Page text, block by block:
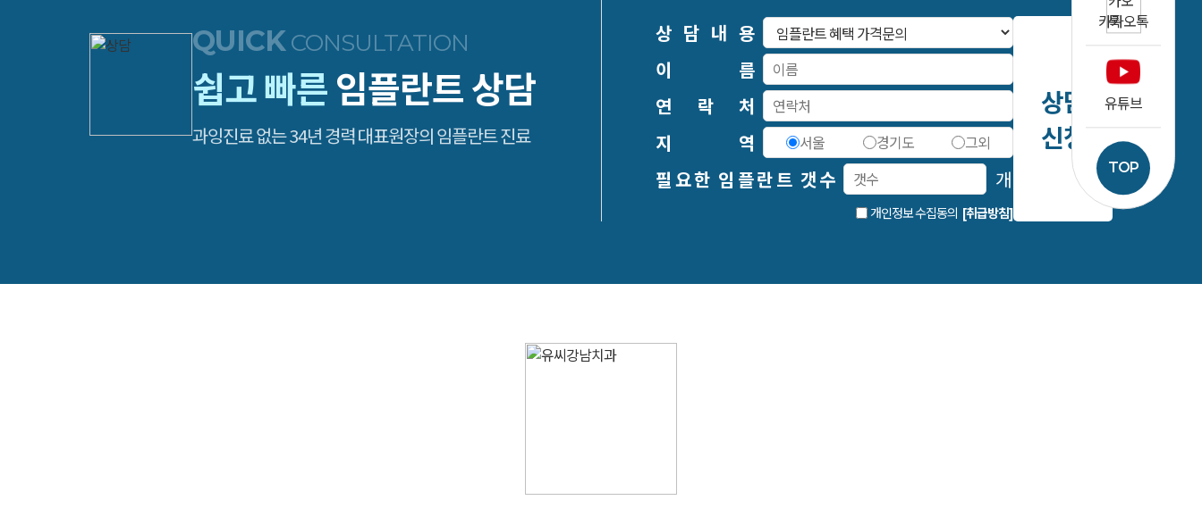
카카오톡
유튜브
TOP
QUICKCONSULTATION
쉽고 빠른임플란트 상담
과잉진료 없는 34년 경력 대표원장의 임플란트 진료
상 담 내 용
이 름
연 락 처
지 역
서울 경기도 그외
필 요 한 임 플 란 트 갯 수 개
개인정보 수집동의 [취급방침]
상담
신청